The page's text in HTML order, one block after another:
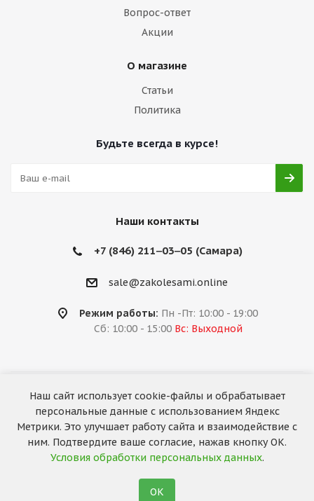
Вопрос-ответ
Акции
О магазине
Статьи
Политика
Будьте всегда в курсе!
Наши контакты
+7 (846) 211‒03‒05 (Самара)
sale@zakolesami.online
Режим работы: Пн -Пт: 10:00 - 19:00
Сб: 10:00 - 15:00 Вс: Выходной
2026 © «За колёсами.Online»
Запуск сайта —RuMaster
Наш сайт использует cookie-файлы и обрабатывает
персональные данные с использованием Яндекс
Метрики. Это улучшает работу сайта и взаимодействие с
ним. Подтвердите ваше согласие, нажав кнопку ОК.
Условия обработки персональных данных.
ОК